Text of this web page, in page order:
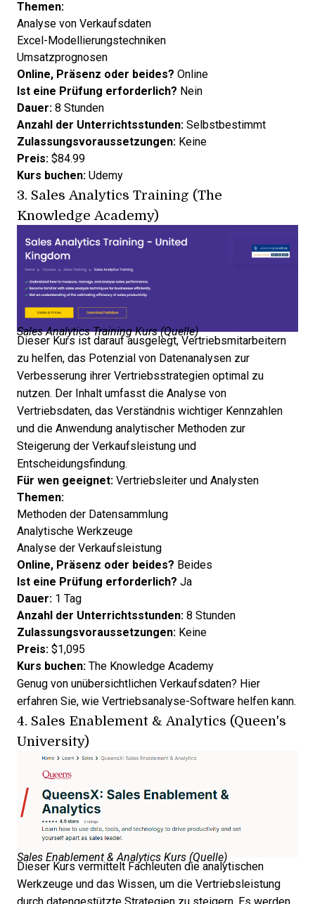
Themen:
Analyse von Verkaufsdaten
Excel-Modellierungstechniken
Umsatzprognosen
Online, Präsenz oder beides? Online
Ist eine Prüfung erforderlich? Nein
Dauer: 8 Stunden
Anzahl der Unterrichtsstunden: Selbstbestimmt
Zulassungsvoraussetzungen: Keine
Preis: $84.99
Kurs buchen: Udemy
3. Sales Analytics Training (The
Knowledge Academy)
Sales Analytics Training Kurs (Quelle)
Dieser Kurs ist darauf ausgelegt, Vertriebsmitarbeitern
zu helfen, das Potenzial von Datenanalysen zur
Verbesserung ihrer Vertriebsstrategien optimal zu
nutzen. Der Inhalt umfasst die Analyse von
Vertriebsdaten, das Verständnis wichtiger Kennzahlen
und die Anwendung analytischer Methoden zur
Steigerung der Verkaufsleistung und
Entscheidungsfindung.
Für wen geeignet: Vertriebsleiter und Analysten
Themen:
Methoden der Datensammlung
Analytische Werkzeuge
Analyse der Verkaufsleistung
Online, Präsenz oder beides? Beides
Ist eine Prüfung erforderlich? Ja
Dauer: 1 Tag
Anzahl der Unterrichtsstunden: 8 Stunden
Zulassungsvoraussetzungen: Keine
Preis: $1,095
Kurs buchen: The Knowledge Academy
Genug von unübersichtlichen Verkaufsdaten? Hier
erfahren Sie, wie Vertriebsanalyse-Software helfen kann.
4. Sales Enablement & Analytics (Queen's
University)
Sales Enablement & Analytics Kurs (Quelle)
Dieser Kurs vermittelt Fachleuten die analytischen
Werkzeuge und das Wissen, um die Vertriebsleistung
durch datengestützte Strategien zu steigern. Es werden